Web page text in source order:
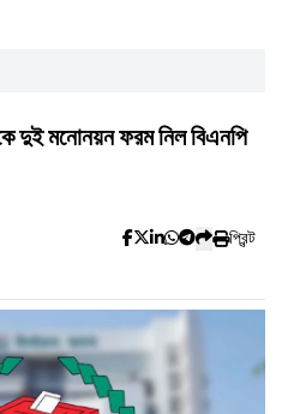
দুই মনোনয়ন ফরম নিল বিএনপি
প্রিন্ট